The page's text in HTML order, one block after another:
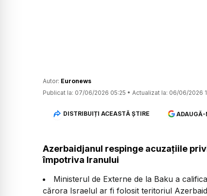
Autor: Euronews
Publicat la: 07/06/2026 05:25 • Actualizat la: 06/06/2026
DISTRIBUIȚI ACEASTĂ ȘTIRE ADAUGĂ-
Azerbaidjanul respinge acuzațiile
împotriva Iranului
Ministerul de Externe de la Baku a
cărora Israelul ar fi folosit teritoriul